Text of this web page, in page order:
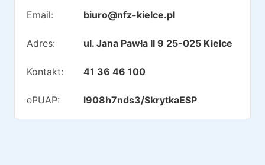
Email:
biuro@nfz-kielce.pl
Adres: ul. Jana Pawła II 9 25-025 Kielce
Kontakt: 41 36 46 100
ePUAP: l908h7nds3/SkrytkaESP